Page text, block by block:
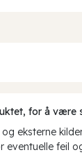
for å være
eksterne
eventuelle feil